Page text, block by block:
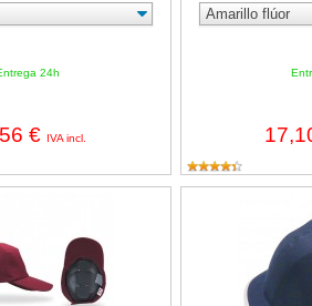
24h
€ IVA incl.